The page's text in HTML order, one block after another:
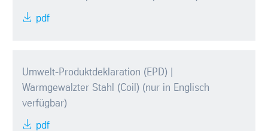
pdf
Umwelt-Produktdeklaration (EPD) |
Warmgewalzter Stahl (Coil) (nur in Englisch
verfügbar)
pdf